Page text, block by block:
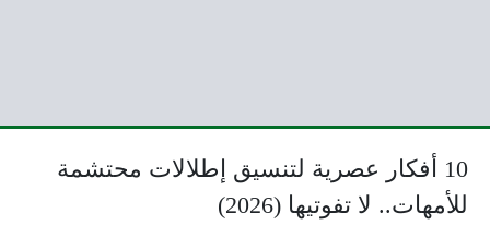
10 أفكار عصرية لتنسيق إطلالات محتشمة
للأمهات.. لا تفوتيها (2026)